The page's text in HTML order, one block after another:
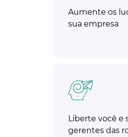
Aumente os
sua empresa
Liberte você e
gerentes das